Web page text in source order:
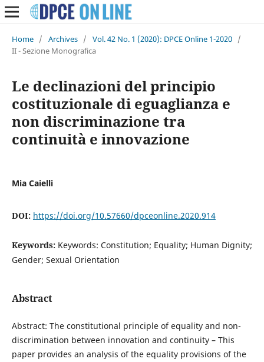
Home / Archives / Vol. 42 No. 1 (2020): DPCE Online 1-2020 /
II - Sezione Monografica
Le declinazioni del principio
costituzionale di eguaglianza e
non discriminazione tra
continuità e innovazione
Mia Caielli
DOI: https://doi.org/10.57660/dpceonline.2020.914
Keywords: Keywords: Constitution; Equality; Human Dignity;
Gender; Sexual Orientation
Abstract
Abstract: The constitutional principle of equality and non-
discrimination between innovation and continuity – This
paper provides an analysis of the equality provisions of the